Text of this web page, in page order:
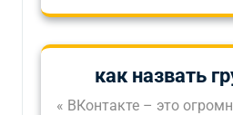
как назвать
« ВКонтакте – это